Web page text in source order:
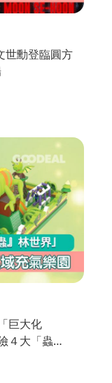
世勳登臨圓方
巨大化
４大「蟲」